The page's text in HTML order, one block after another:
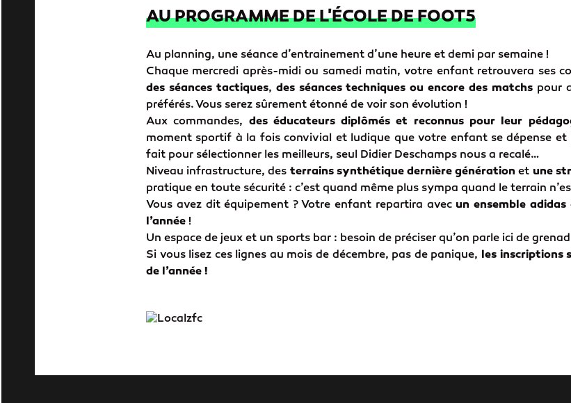
AU PROGRAMME DE L'ÉCOLE DE FOOT5
Au planning, une séance d’entrainement d’une heure et demi par semaine !
Chaque mercredi après-midi ou samedi matin, votre enfant retrouvera ses
des séances tactiques, des séances techniques ou encore des matchspour
préférés. Vous serez sûrement étonné de voir son évolution !
Aux commandes, des éducateurs diplômés et reconnus pour leur
moment sportif à la fois convivial et ludique que votre enfant se dépense
fait pour sélectionner les meilleurs, seul Didier Deschamps nous a recalé…
Niveau infrastructure, des terrains synthétique dernière génération et une
pratique en toute sécurité : c’est quand même plus sympa quand le terrain
Vous avez dit équipement ? Votre enfant repartira avecun ensemble
l’année !
Un espace de jeux et un sports bar : besoin de préciser qu’on parle ici de
Si vous lisez ces lignes au mois de décembre, pas de panique, les inscriptions
de l’année !